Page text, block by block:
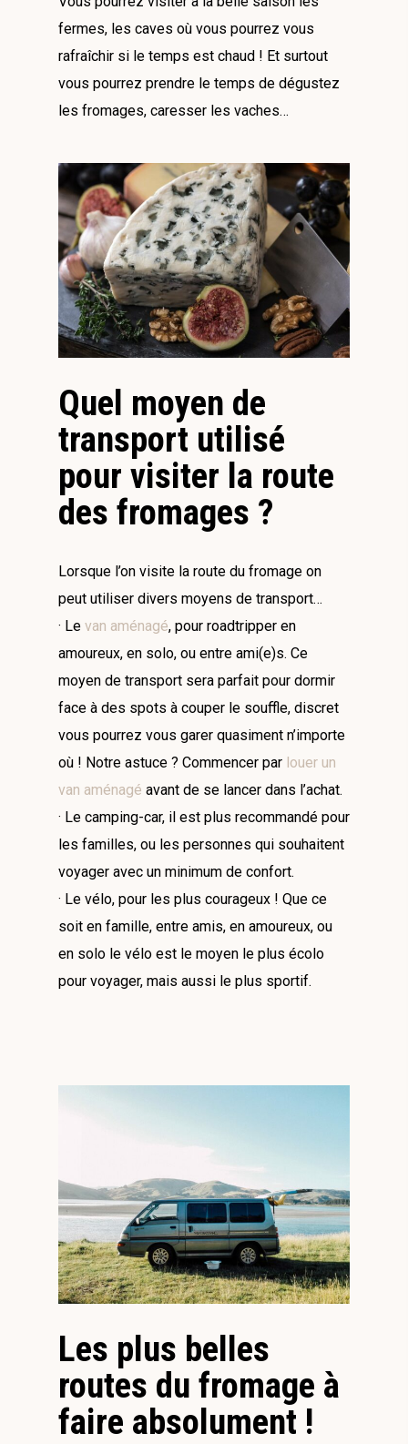
fermes, les caves où vous pourrez vous
rafraîchir si le temps est chaud ! Et surtout
vous pourrez prendre le temps de dégustez
les fromages, caresser les vaches…
Quel moyen de
transport utilisé
pour visiter la route
des fromages ?
Lorsque l’on visite la route du fromage on
peut utiliser divers moyens de transport…
· Le van aménagé, pour roadtripper en
amoureux, en solo, ou entre ami(e)s. Ce
moyen de transport sera parfait pour dormir
face à des spots à couper le souffle, discret
vous pourrez vous garer quasiment n’importe
où ! Notre astuce ? Commencer par louer un
van aménagé avant de se lancer dans l’achat.
· Le camping-car, il est plus recommandé pour
les familles, ou les personnes qui souhaitent
voyager avec un minimum de confort.
· Le vélo, pour les plus courageux ! Que ce
soit en famille, entre amis, en amoureux, ou
en solo le vélo est le moyen le plus écolo
pour voyager, mais aussi le plus sportif.
Les plus belles
routes du fromage à
faire absolument !